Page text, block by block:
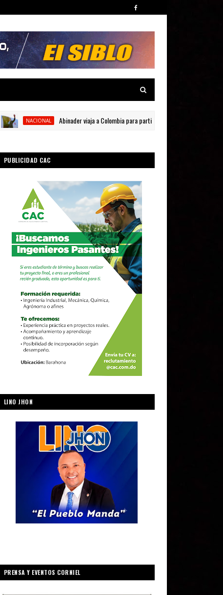
NACIONAL Abinader viaja a Colombia para participar en la toma de posesión de
PUBLICIDAD CAC
LINO JHON
PRENSA Y EVENTOS CORNIEL